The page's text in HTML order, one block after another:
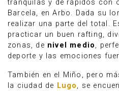
tranquilas y de rápidos con
Barcela, en Arbo. Dada su
realizar una parte del total.
practicar un buen rafting,
zonas, de nivel medio,
deporte y las emociones
También en el Miño, pero
la ciudad de Lugo, se